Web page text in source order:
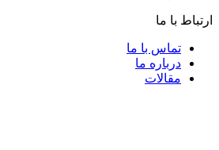
ارتباط با ما
تماس با ما
درباره ما
مقالات